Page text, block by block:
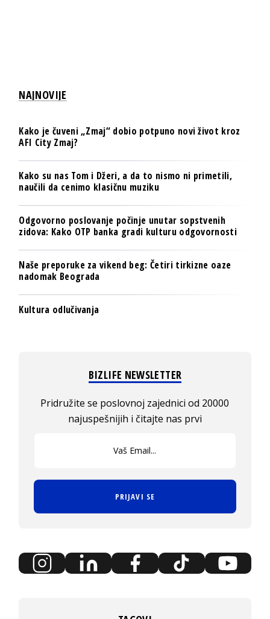
NAJNOVIJE
Kako je čuveni „Zmaj“ dobio potpuno novi život kroz
AFI City Zmaj?
Kako su nas Tom i Džeri, a da to nismo ni primetili,
naučili da cenimo klasičnu muziku
Odgovorno poslovanje počinje unutar sopstvenih
zidova: Kako OTP banka gradi kulturu odgovornosti
Naše preporuke za vikend beg: Četiri tirkizne oaze
nadomak Beograda
Kultura odlučivanja
BIZLIFE NEWSLETTER
Pridružite se poslovnoj zajednici od 20000
najuspešnijih i čitajte nas prvi
PRIJAVI SE